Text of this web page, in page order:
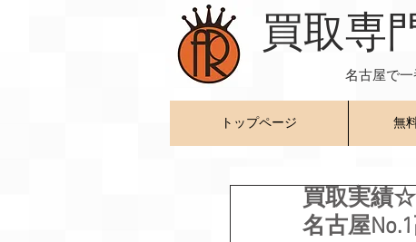
買取専
名古屋で
買取実績☆
名古屋
トップページ 無